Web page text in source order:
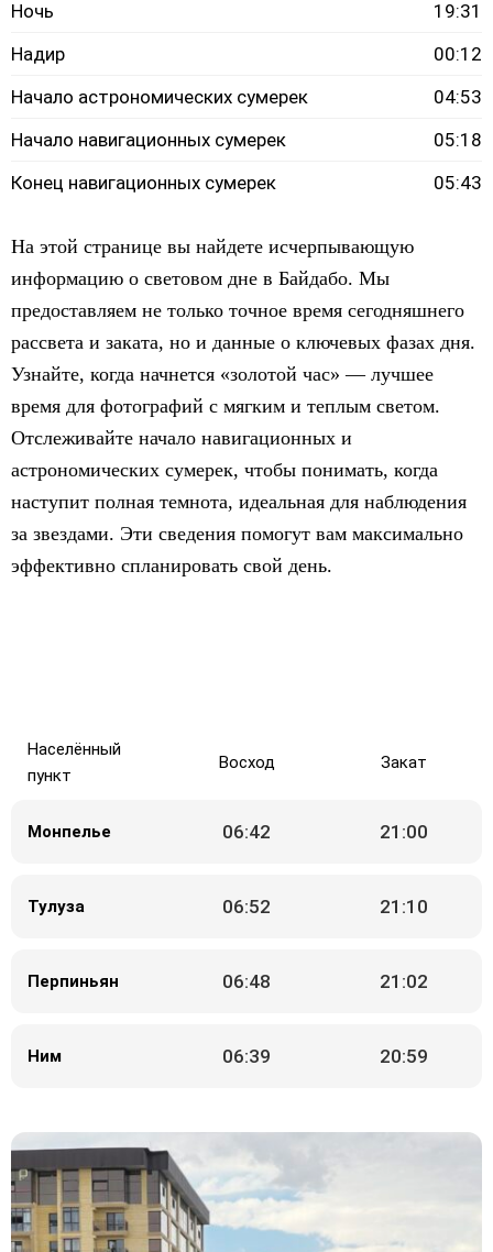
Ночь
19:31
Надир
00:12
Начало астрономических сумерек
04:53
Начало навигационных сумерек
05:18
Конец навигационных сумерек
05:43
На этой странице вы найдете исчерпывающую
информацию о световом дне в Байдабо. Мы
предоставляем не только точное время сегодняшнего
рассвета и заката, но и данные о ключевых фазах дня.
Узнайте, когда начнется «золотой час» — лучшее
время для фотографий с мягким и теплым светом.
Отслеживайте начало навигационных и
астрономических сумерек, чтобы понимать, когда
наступит полная темнота, идеальная для наблюдения
за звездами. Эти сведения помогут вам максимально
эффективно спланировать свой день.
Населённый
пункт
Восход Закат
Монпелье 06:42 21:00
Тулуза 06:52 21:10
Перпиньян 06:48 21:02
Ним 06:39 20:59